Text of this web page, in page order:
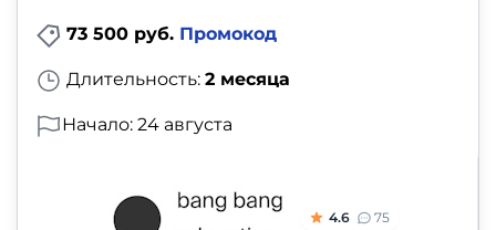
73 500 руб. Промокод
Длительность: 2 месяца
Начало: 24 августа
4.6 75